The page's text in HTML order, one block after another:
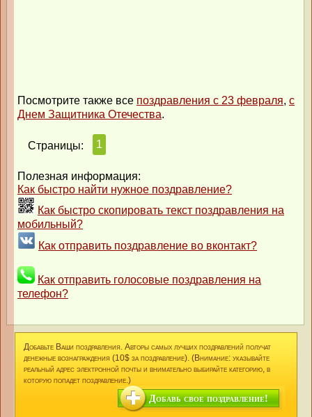
Посмотрите также все поздравления с 23 февраля, с
Днем Защитника Отечества.
Страницы: 1
Полезная информация:
Как быстро найти нужное поздравление?
Как быстро скопировать текст поздравления на
мобильный?
Как отправить поздравление во вконтакт?
Как отправить голосовые поздравления на
телефон?
Добавьте Ваши поздравления. Авторы самых лучших поздравлений получат
денежные вознаграждения (10$ за поздравление). (Внимание: указывайте
реальный адрес электронной почты и внимательно выбирайте категорию, в
которую попадет поздравление.)
Добавь свое поздравление!